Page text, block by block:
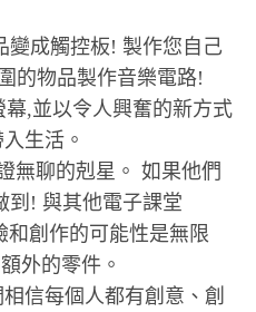
變成觸控板! 製作您自己
的物品製作音樂電路!
幕,並以令人興奮的新方式
生活。
無聊的剋星。 如果他們
到! 與其他電子課堂
和創作的可能性是無限
外的零件。
信每個人都有創意、創